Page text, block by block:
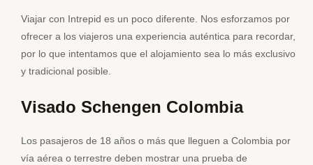
Viajar con Intrepid es un poco diferente. Nos esforzamos por
ofrecer a los viajeros una experiencia auténtica para recordar,
por lo que intentamos que el alojamiento sea lo más exclusivo
y tradicional posible.
Visado Schengen Colombia
Los pasajeros de 18 años o más que lleguen a Colombia por
vía aérea o terrestre deben mostrar una prueba de